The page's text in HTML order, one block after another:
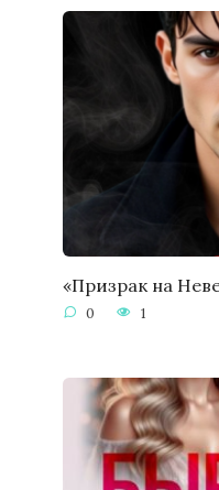
«Призрак на
0 1